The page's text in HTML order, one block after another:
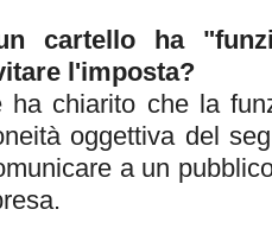
cartello ha
l'imposta?
ha chiarito che la
oggettiva del
a un